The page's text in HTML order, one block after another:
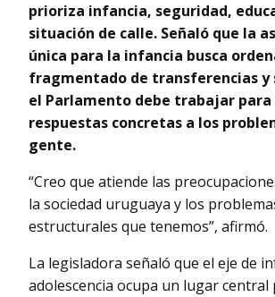
prioriza infancia, seguridad,
situación de calle. Señaló que la
única para la infancia busca
fragmentado de transferencias y
el Parlamento debe trabajar para
respuestas concretas a los
gente.
“Creo que atiende las
la sociedad uruguaya y los
estructurales que tenemos”, afirmó.
La legisladora señaló que el eje de
adolescencia ocupa un lugar central